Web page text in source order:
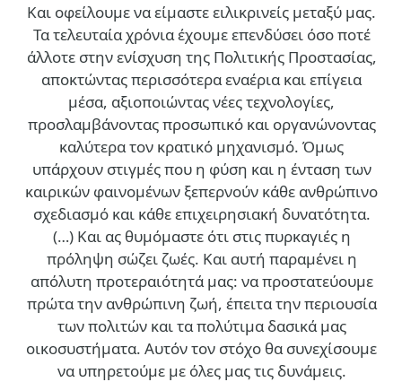
Και οφείλουμε να είμαστε ειλικρινείς μεταξύ μας.
Τα τελευταία χρόνια έχουμε επενδύσει όσο ποτέ
άλλοτε στην ενίσχυση της Πολιτικής Προστασίας,
αποκτώντας περισσότερα εναέρια και επίγεια
μέσα, αξιοποιώντας νέες τεχνολογίες,
προσλαμβάνοντας προσωπικό και οργανώνοντας
καλύτερα τον κρατικό μηχανισμό. Όμως
υπάρχουν στιγμές που η φύση και η ένταση των
καιρικών φαινομένων ξεπερνούν κάθε ανθρώπινο
σχεδιασμό και κάθε επιχειρησιακή δυνατότητα.
(…) Και ας θυμόμαστε ότι στις πυρκαγιές η
πρόληψη σώζει ζωές. Και αυτή παραμένει η
απόλυτη προτεραιότητά μας: να προστατεύουμε
πρώτα την ανθρώπινη ζωή, έπειτα την περιουσία
των πολιτών και τα πολύτιμα δασικά μας
οικοσυστήματα. Αυτόν τον στόχο θα συνεχίσουμε
να υπηρετούμε με όλες μας τις δυνάμεις.